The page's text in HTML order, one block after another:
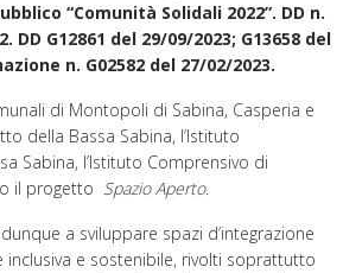
“Comunità Solidali 2022”. DD n.
DD G12861 del 29/09/2023; G13658 del
n. G02582 del 27/02/2023.
di Montopoli di Sabina, Casperia e
della Bassa Sabina, l’Istituto
Sabina, l’Istituto Comprensivo di
il progetto Spazio Aperto.
a sviluppare spazi d’integrazione
inclusiva e sostenibile, rivolti soprattutto